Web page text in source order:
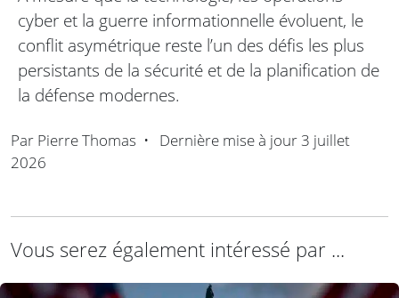
cyber et la guerre informationnelle évoluent, le
conflit asymétrique reste l’un des défis les plus
persistants de la sécurité et de la planification de
la défense modernes.
Par Pierre Thomas • Dernière mise à jour 3 juillet
2026
Vous serez également intéressé par ...